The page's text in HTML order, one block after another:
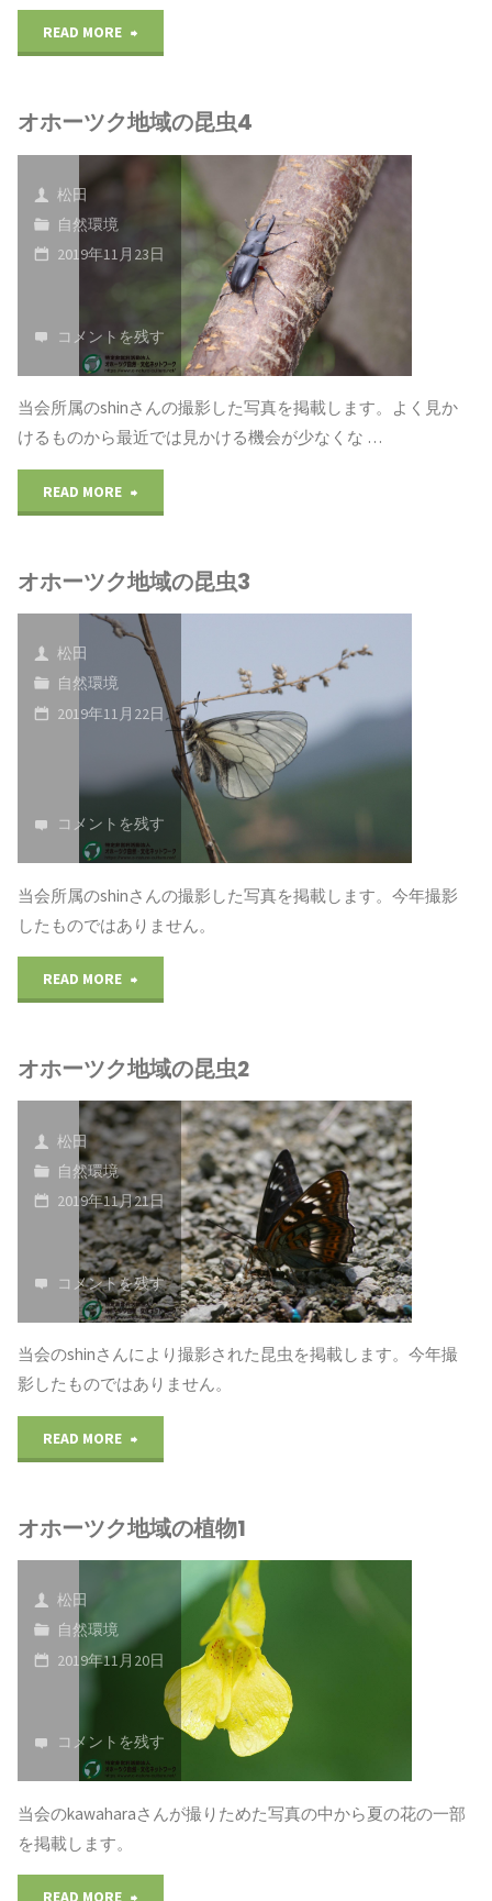
READ MORE
ー
地
域
の
昆
虫
オホーツク地域の昆虫4
松田
自然環境
2019年11月23日
コメントを残す
当会所属のshinさんの撮影した写真を掲載します。よく見か
けるものから最近では見かける機会が少なくな …
READ MORE
ー
ツ
ク
地
域
の
昆
虫
4"
オホーツク地域の昆虫3
松田
自然環境
2019年11月22日
コメントを残す
当会所属のshinさんの撮影した写真を掲載します。今年撮影
したものではありません。
READ MORE
ー
ツ
ク
地
域
の
昆
虫
オホーツク地域の昆虫2
松田
自然環境
2019年11月21日
コメントを残す
当会のshinさんにより撮影された昆虫を掲載します。今年撮
影したものではありません。
READ MORE
ー
ク
地
の
昆
オホーツク地域の植物1
松田
自然環境
2019年11月20日
コメントを残す
当会のkawaharaさんが撮りためた写真の中から夏の花の一部
を掲載します。
READ MORE